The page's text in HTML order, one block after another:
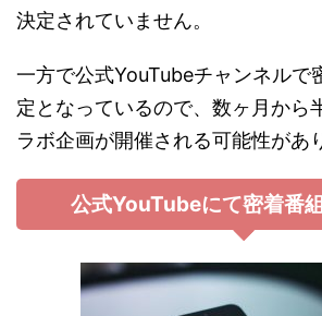
決定されていません。
一方で公式YouTubeチャンネルで
定となっているので、数ヶ月から
ラボ企画が開催される可能性があ
公式YouTubeにて密着番